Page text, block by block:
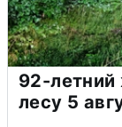
92-летний
лесу 5